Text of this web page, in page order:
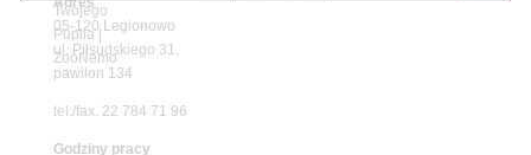
05-120 Legionowo
ul. Piłsudskiego 31,
pawilon 134
tel./fax. 22 784 71 96
Godziny pracy